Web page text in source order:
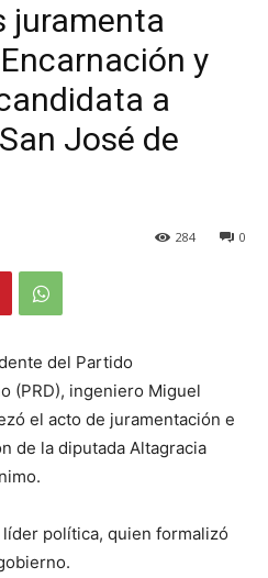
juramenta
y
a
José de
0
284
del Partido
(PRD), ingeniero Miguel
el acto de juramentación e
de la diputada Altagracia
política, quien formalizó